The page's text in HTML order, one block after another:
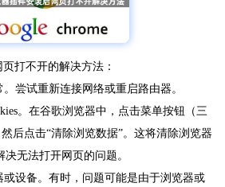
打不开的解决方法：
尝试重新连接网络或重启路由器。
。在谷歌浏览器中，点击菜单按钮（三
后点击“清除浏览数据”。这将清除浏览器
决无法打开网页的问题。
设备。有时，问题可能是由于浏览器或